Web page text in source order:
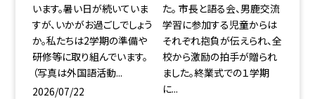
います。暑い日が続いていま
すが、いかがお過ごしでしょう
か。私たちは2学期の準備や
研修等に取り組んでいます。
（写真は外国語活動...
2026/07/22
た。 市長と語る会、男鹿交流
学習に参加する児童からは
それぞれ抱負が伝えられ、全
校から激励の拍手が贈られ
ました。終業式での１学期
に...